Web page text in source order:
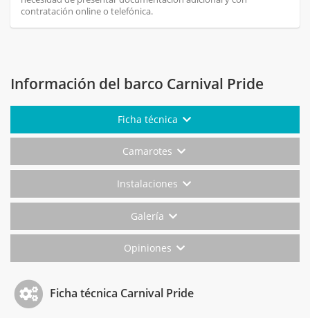
contratación online o telefónica.
Información del barco Carnival Pride
Ficha técnica
Camarotes
Instalaciones
Galería
Opiniones
Ficha técnica Carnival Pride